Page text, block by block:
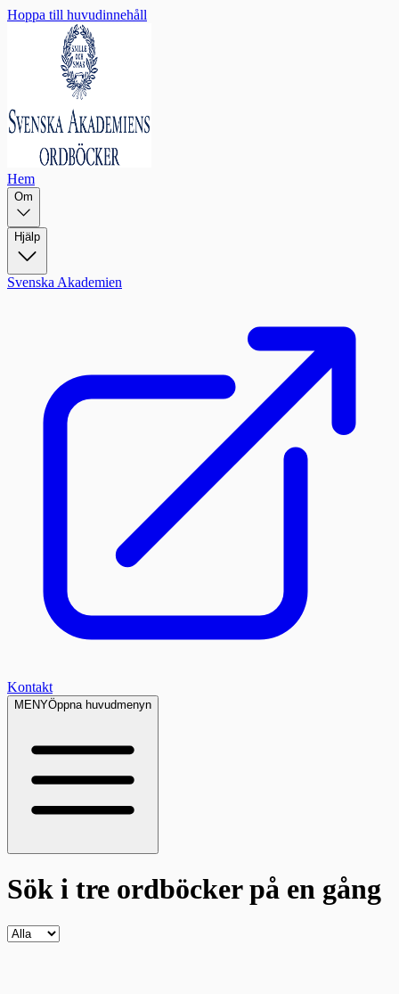
Hoppa till huvudinnehåll
Hem
Om
Hjälp
Svenska Akademien
Kontakt
MENYÖppna huvudmenyn
Sök i tre ordböckerpå en gång